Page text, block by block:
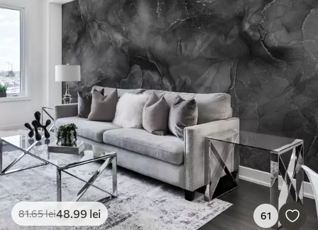
81.65lei48.99 lei 61